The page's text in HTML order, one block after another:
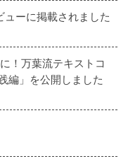
ーに掲載されました
！万葉流テキストコ
編」を公開しました